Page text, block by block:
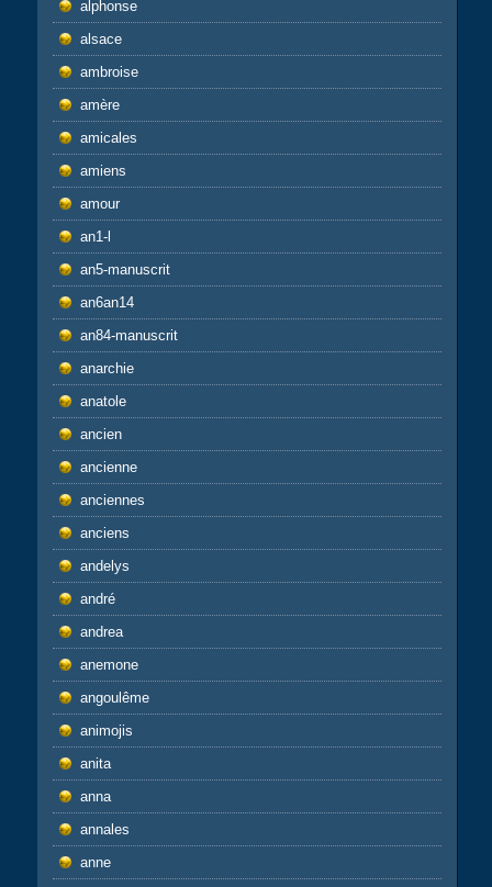
alphonse
alsace
ambroise
amère
amicales
amiens
amour
an1-l
an5-manuscrit
an6an14
an84-manuscrit
anarchie
anatole
ancien
ancienne
anciennes
anciens
andelys
andré
andrea
anemone
angoulême
animojis
anita
anna
annales
anne